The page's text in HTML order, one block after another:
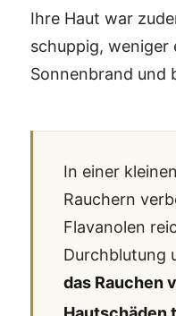
Ihre Haut war
schuppig, weniger
Sonnenbrand und
In einer
Rauchern
Flavanolen
Durchblutung
das Rauchen